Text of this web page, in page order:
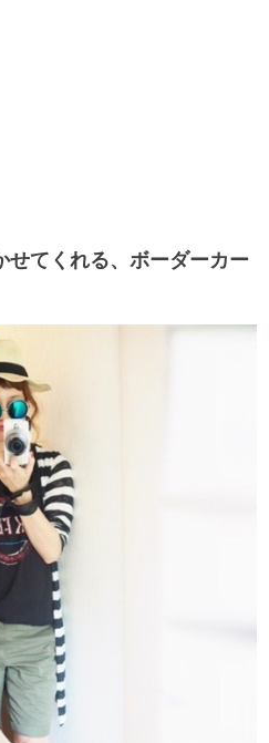
せてくれる、ボーダーカー